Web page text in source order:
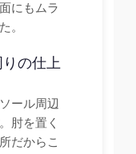
にもムラ
。
の仕上
ール周辺
肘を置く
だからこ